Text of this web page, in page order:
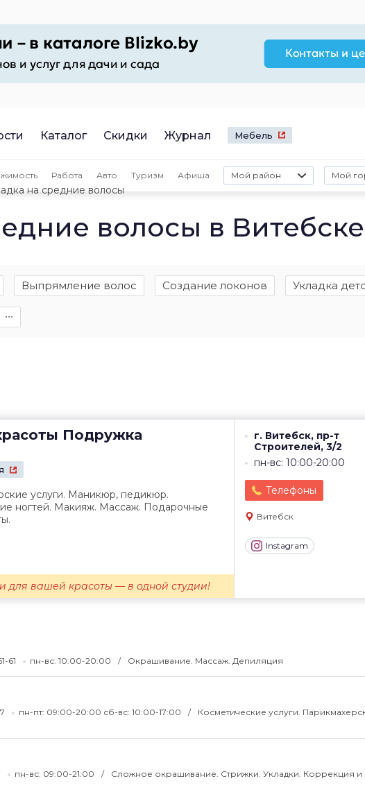
Каталог Скидки Журнал Мебель
Работа Авто Туризм Афиша Мой район Мой
на средние волосы
волосы в Витебске
Выпрямление волос Создание локонов Укладка
∙∙∙
Подружка
г. Витебск, пр-т
Строителей, 3/2
пн-вс: 10:00-20:00
Телефоны
Витебск
Instagram
услуги. Маникюр, педикюр.
ногтей. Макияж. Массаж. Подарочные
для вашей красоты — в одной студии!
61 пн-вс: 10:00-20:00 Окрашивание. Массаж. Депиляция
пн-пт: 09:00-20:00 сб-вс: 10:00-17:00
Косметические услуги.
пн-вс: 09:00-21:00
Сложное окрашивание. Стрижки. Укладки. Коррекция и